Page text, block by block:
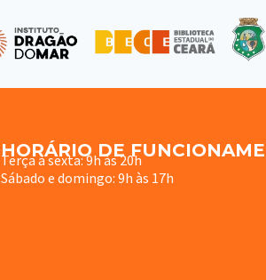
HORÁRIO DE
Terça à sexta: 9h às 20h
Sábado e domingo: 9h às 17h